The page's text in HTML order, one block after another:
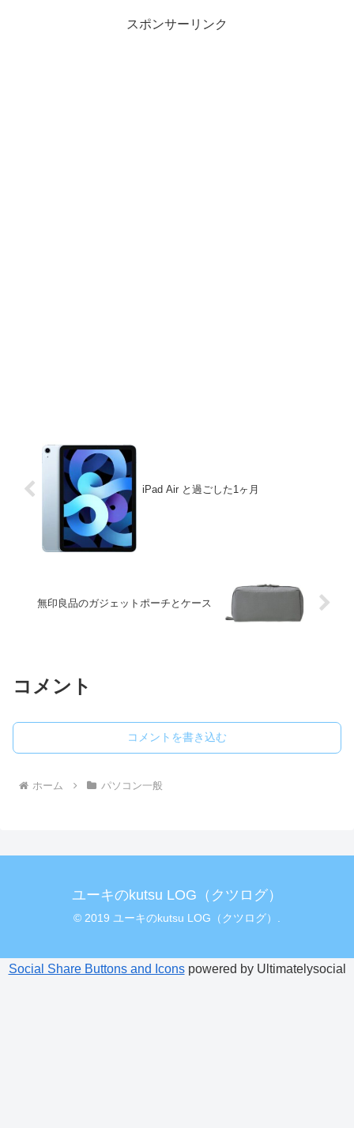
スポンサーリンク
iPad Air と過ごした1ヶ月
無印良品のガジェットポーチとケース
コメント
コメントを書き込む
ホーム パソコン一般
ユーキのkutsu LOG（クツログ）
© 2019 ユーキのkutsu LOG（クツログ）.
Social Share Buttons and Iconspowered by Ultimatelysocial